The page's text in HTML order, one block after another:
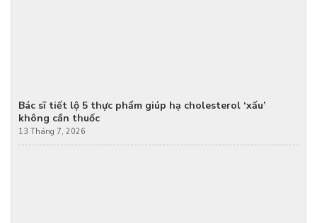
Bác sĩ tiết lộ 5 thực phẩm giúp hạ cholesterol ‘xấu’
không cần thuốc
13 Tháng 7, 2026